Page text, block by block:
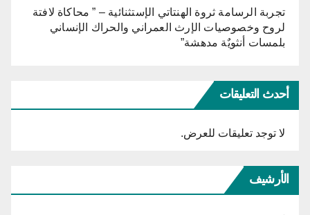
تجربة الرسامة ثروة الهنتاتي الإستثنائية – ” محاكاة لافتة
لروح وخصوصيات الإرث العمراني والحراك الإنساني
بلمسات أنثويٌة مدهشة”
أحدث التعليقات
لا توجد تعليقات للعرض.
الأرشيف